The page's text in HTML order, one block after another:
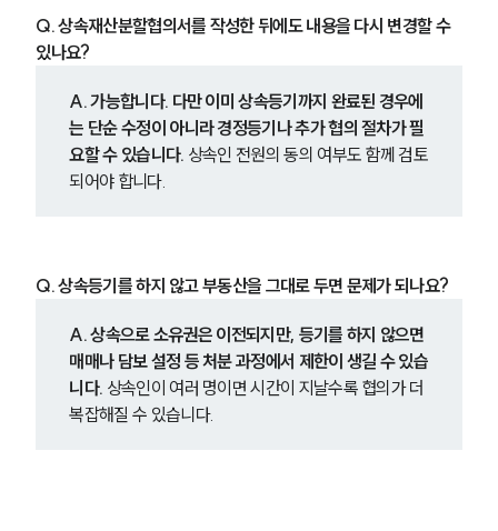
Q. 상속재산분할협의서를 작성한 뒤에도 내용을 다시 변경할 수
있나요?
A. 가능합니다. 다만 이미 상속등기까지 완료된 경우에
는 단순 수정이 아니라 경정등기나 추가 협의 절차가 필
요할 수 있습니다. 상속인 전원의 동의 여부도 함께 검토
되어야 합니다.
Q. 상속등기를 하지 않고 부동산을 그대로 두면 문제가 되나요?
A. 상속으로 소유권은 이전되지만, 등기를 하지 않으면
매매나 담보 설정 등 처분 과정에서 제한이 생길 수 있습
니다. 상속인이 여러 명이면 시간이 지날수록 협의가 더
복잡해질 수 있습니다.